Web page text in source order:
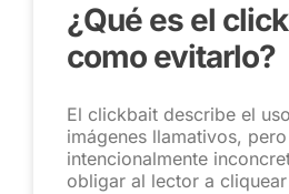
¿Qué es el
como evitarlo?
El clickbait describe el
imágenes llamativos, pero
intencionalmente
obligar al lector a